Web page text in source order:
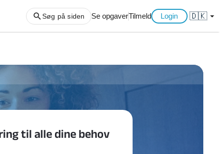
af haveaffald
af storskrald
Søg på siden Se opgaverTilmeld Login 🇩🇰 arrow_drop_down
til alle dine behov